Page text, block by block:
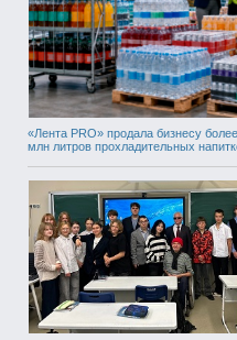
«Лента PRO» продала бизнесу
млн литров прохладительных